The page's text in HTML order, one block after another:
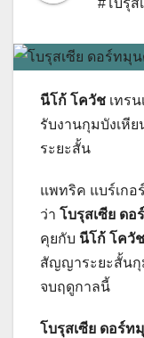
นีโก้ โควัช เทร
รับงานกุมบังเหีย
ระยะสั้น
แพทริค แบร์เกอ
ว่า โบรุสเซีย ดอ
คุยกับ นีโก้ โควัช
สัญญาระยะสั้นกุ
จบฤดูกาลนี้
โบรุสเซีย ดอร์ท